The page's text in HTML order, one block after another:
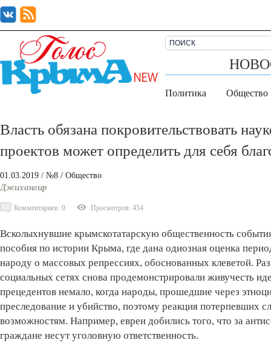
Политика Общество
Власть обязана покровительствовать
проектов может определить для себя
01.03.2019 / №8 / Общество
Джихангир
Комментариев: 0 Просмотров: 454
Всколыхнувшие крымскотатарскую общественность
пособия по истории Крыма, где дана одиозная оценка
народу о массовых репрессиях, обоснованных клеветой.
социальных сетях снова продемонстрировали живучесть
прецедентов немало, когда народы, прошедшие через
преследование и убийство, поэтому реакция потерпевших
возможностям. Например, евреи добились того, что за
граждане несут уголовную ответственность.